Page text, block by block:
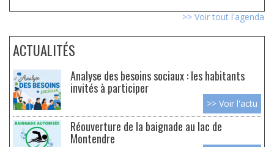
>> Voir tout l'agenda
ACTUALITÉS
Analyse des besoins sociaux : les habitants
invités à participer
>> Voir l'actu
Réouverture de la baignade au lac de
Montendre